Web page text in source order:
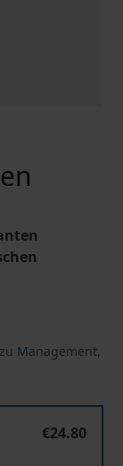
Management,
€24.80